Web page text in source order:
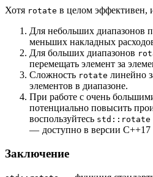
Хотя rotate в целом эффективен,
Для небольших диапазонов
меньших накладных
Для больших диапазонов
перемещать элемент за
Сложность rotate линейно
элементов в диапазоне.
При работе с очень
потенциально повысить
воспользуйтесь std::rotate
— доступно в версии C++17
Заключение